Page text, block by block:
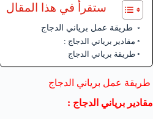
ستقرأ في هذا المقال
طريقة عمل برياني الدجاج
مقادير برياني الدجاج :
طريقة برياني الدجاج
طريقة عمل برياني الدجاج
مقادير برياني الدجاج :